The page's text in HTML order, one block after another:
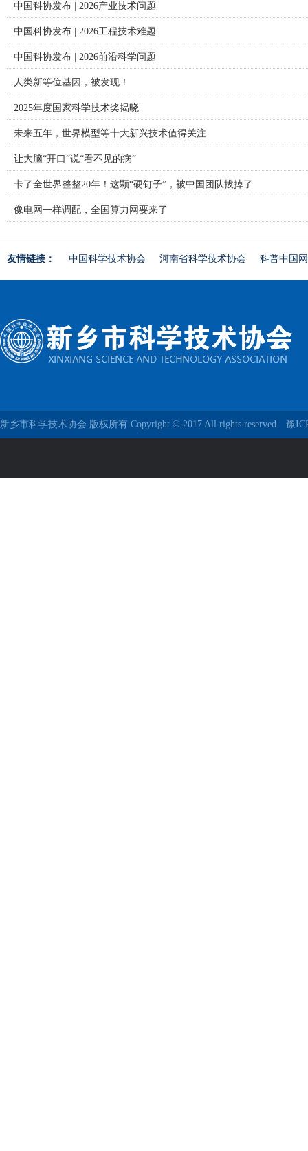
中国科协发布 | 2026产业技术问题
中国科协发布 | 2026工程技术难题
中国科协发布 | 2026前沿科学问题
人类新等位基因，被发现！
2025年度国家科学技术奖揭晓
未来五年，世界模型等十大新兴技术值得关注
让大脑“开口”说“看不见的病”
卡了全世界整整20年！这颗“硬钉子”，被中国团队拔掉了
像电网一样调配，全国算力网要来了
友情链接： 中国科学技术协会 河南省科学技术协会 科普中国网
新乡市科学技术协会 版权所有 Copyright © 2017 All rights reserved 豫